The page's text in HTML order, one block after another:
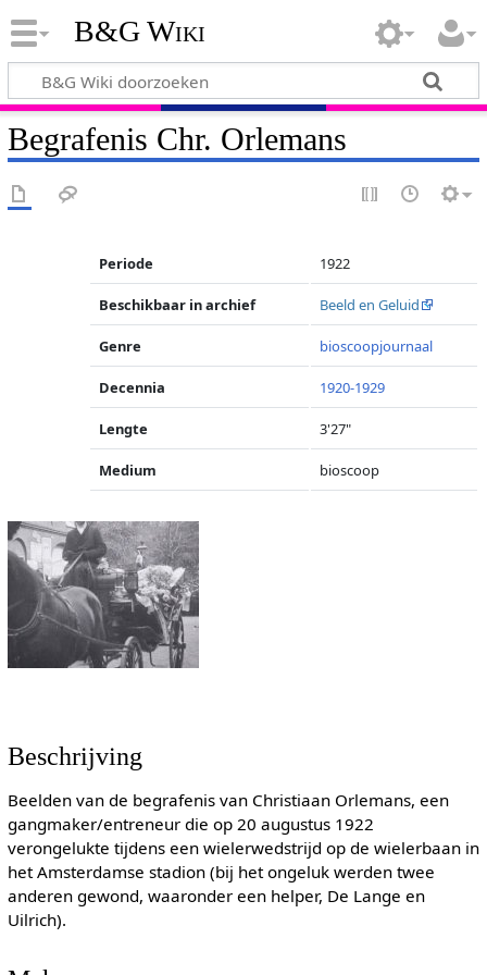
B&G Wiki
Begrafenis Chr. Orlemans
Periode 1922
Beschikbaar in archief Beeld en Geluid
Genre bioscoopjournaal
Decennia 1920-1929
Lengte 3'27"
Medium bioscoop
Beschrijving
Beelden van de begrafenis van Christiaan Orlemans, een
gangmaker/entreneur die op 20 augustus 1922
verongelukte tijdens een wielerwedstrijd op de wielerbaan in
het Amsterdamse stadion (bij het ongeluk werden twee
anderen gewond, waaronder een helper, De Lange en
Uilrich).